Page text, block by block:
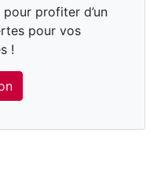
profiter d’un
pour vos
!